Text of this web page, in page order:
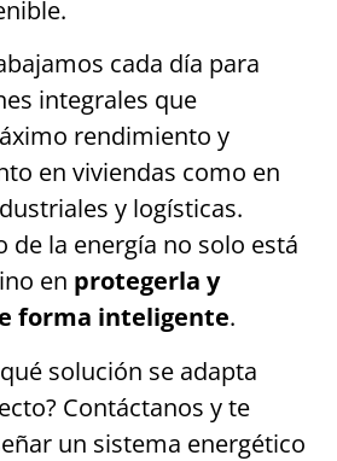
cada día para
integrales que
rendimiento y
en viviendas como en
y logísticas.
de la energía no solo está
en protegerla y
forma inteligente.
solución se adapta
Contáctanos y te
un sistema energético